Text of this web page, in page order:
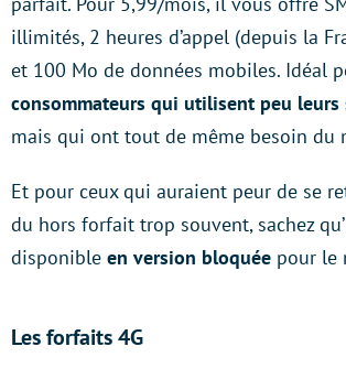
illimités, 2 heures d’appel (depuis la
et 100 Mo de données mobiles. Idéal
consommateurs qui utilisent peu leurs
mais qui ont tout de même besoin du
Et pour ceux qui auraient peur de se
du hors forfait trop souvent, sachez
disponible en version bloquée pour le
Les forfaits 4G